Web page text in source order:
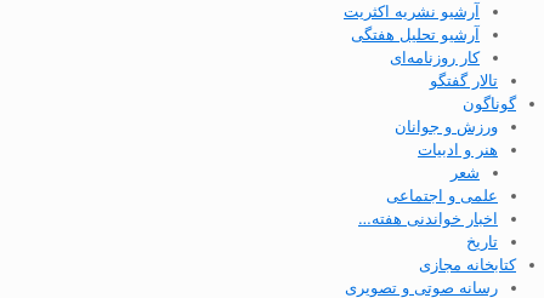
آرشیو نشریه اکثریت
آرشیو تحلیل هفتگی
کار روزنامه‌ای
تالار گفتگو
گوناگون
ورزش و جوانان
هنر و ادبیات
شعر
علمی و اجتماعی
اخبار خواندنی هفته…
تاریخ
کتابخانه مجازی
رسانه صوتی و تصویری